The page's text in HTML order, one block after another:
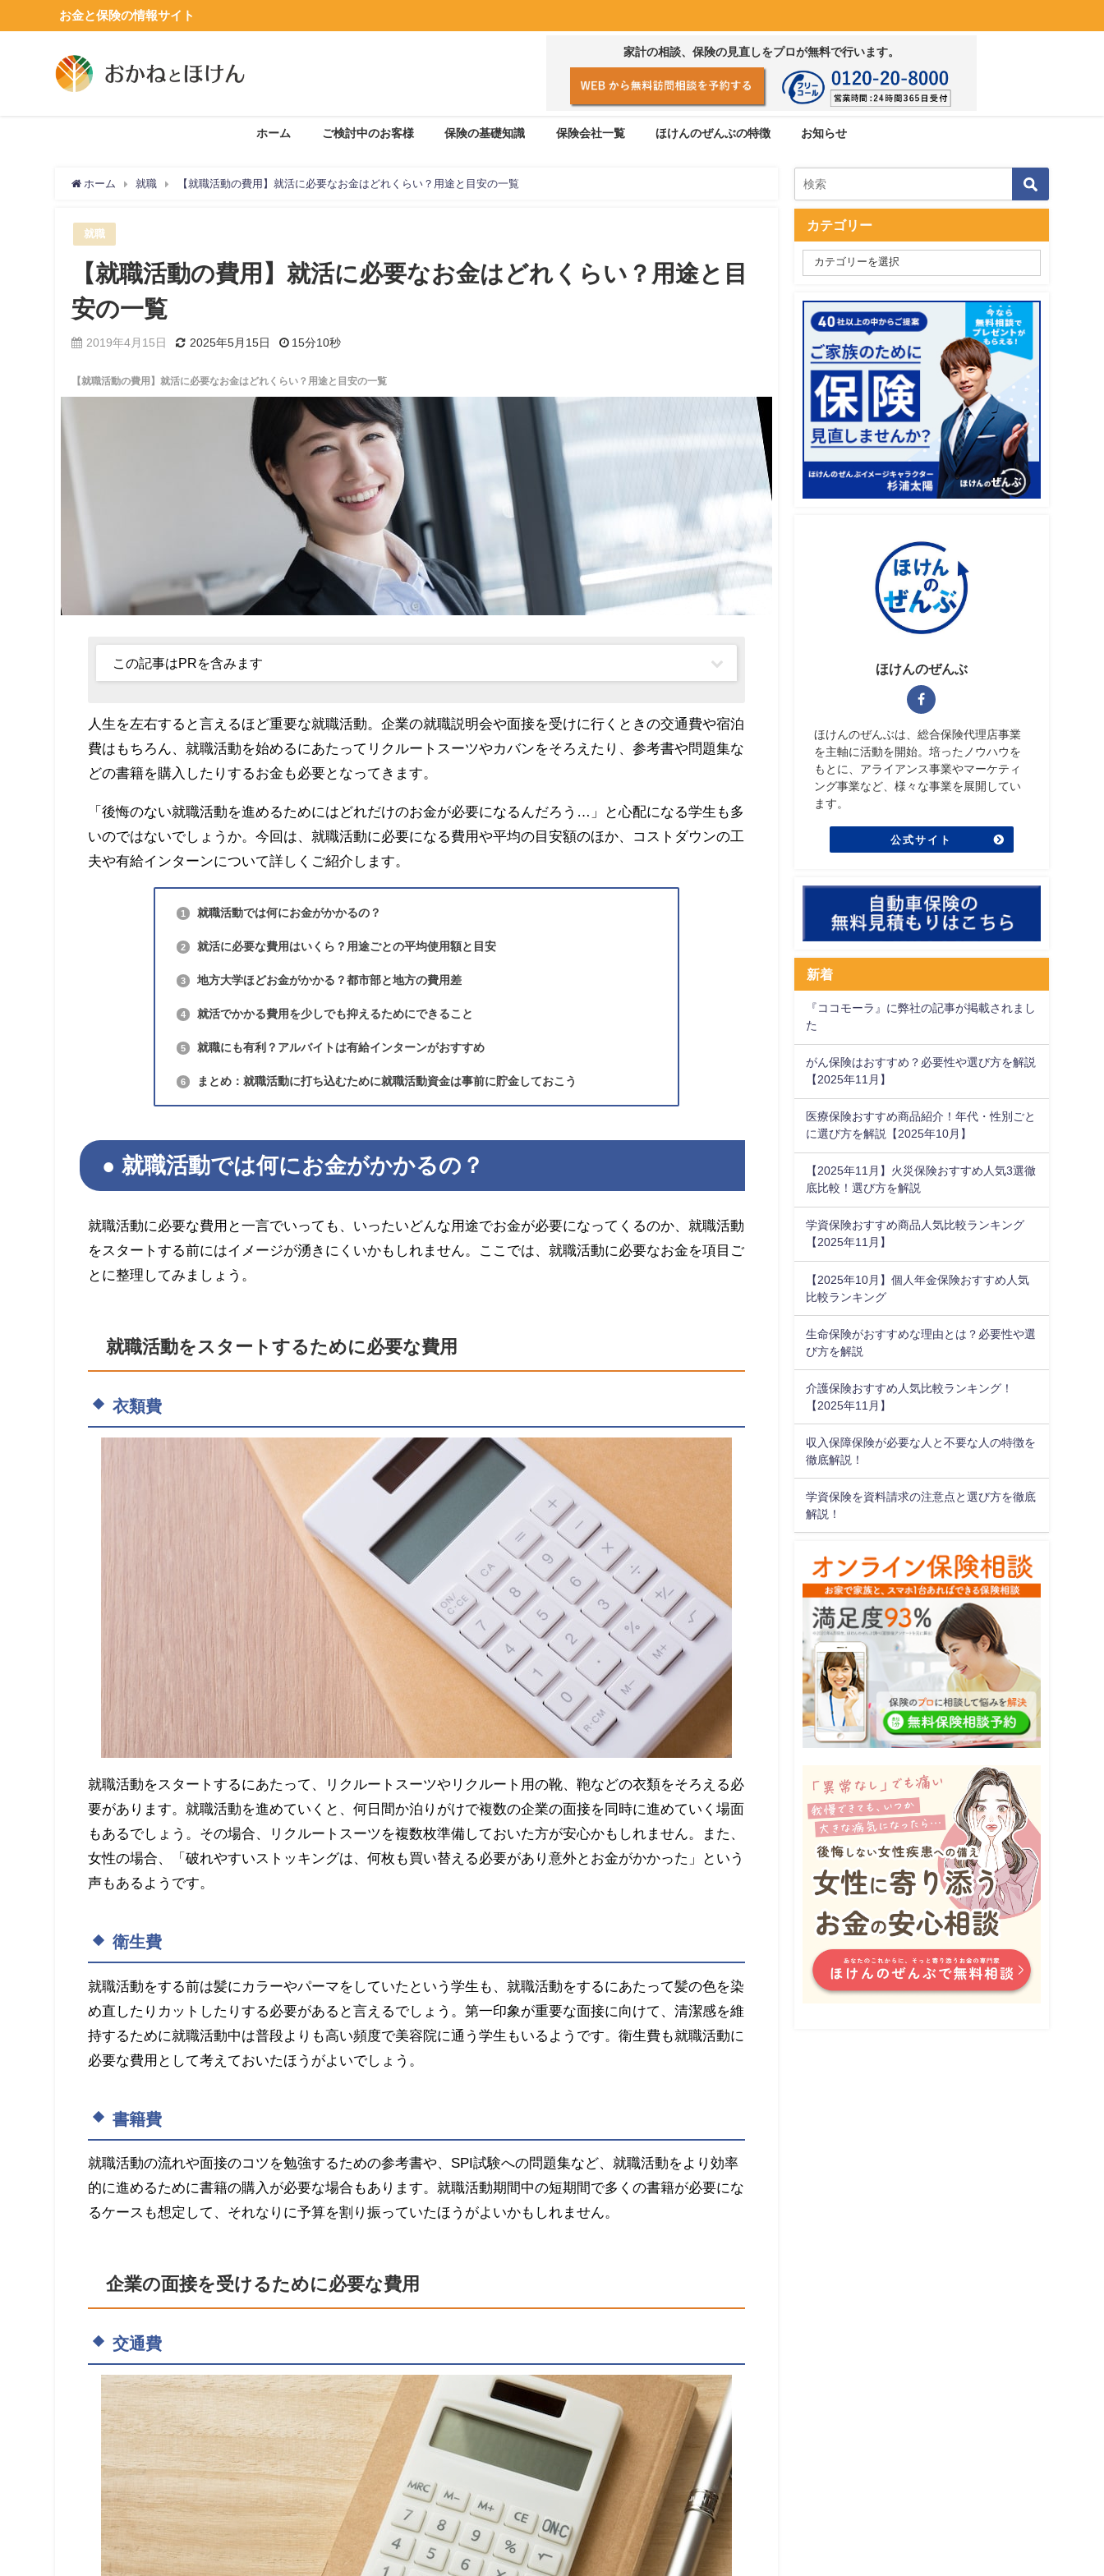
お金と保険の情報サイト
家計の相談、保険の見直しをプロが無料で行います。
ホーム ご検討中のお客様 保険の基礎知識 保険会社一覧 ほけんのぜんぶの特徴 お知らせ
ホーム 就職 【就職活動の費用】就活に必要なお金はどれくらい？用途と目安の一覧
就職
【就職活動の費用】就活に必要なお金はどれくらい？用途と目
安の一覧
2019年4月15日 2025年5月15日 15分10秒
【就職活動の費用】就活に必要なお金はどれくらい？用途と目安の一覧
この記事はPRを含みます
人生を左右すると言えるほど重要な就職活動。企業の就職説明会や面接を受けに行くときの交通費や宿泊
費はもちろん、就職活動を始めるにあたってリクルートスーツやカバンをそろえたり、参考書や問題集な
どの書籍を購入したりするお金も必要となってきます。
「後悔のない就職活動を進めるためにはどれだけのお金が必要になるんだろう…」と心配になる学生も多
いのではないでしょうか。今回は、就職活動に必要になる費用や平均の目安額のほか、コストダウンの工
夫や有給インターンについて詳しくご紹介します。
1 就職活動では何にお金がかかるの？
2 就活に必要な費用はいくら？用途ごとの平均使用額と目安
3 地方大学ほどお金がかかる？都市部と地方の費用差
4 就活でかかる費用を少しでも抑えるためにできること
5 就職にも有利？アルバイトは有給インターンがおすすめ
6 まとめ：就職活動に打ち込むために就職活動資金は事前に貯金しておこう
就職活動では何にお金がかかるの？
就職活動に必要な費用と一言でいっても、いったいどんな用途でお金が必要になってくるのか、就職活動
をスタートする前にはイメージが湧きにくいかもしれません。ここでは、就職活動に必要なお金を項目ご
とに整理してみましょう。
就職活動をスタートするために必要な費用
衣類費
就職活動をスタートするにあたって、リクルートスーツやリクルート用の靴、鞄などの衣類をそろえる必
要があります。就職活動を進めていくと、何日間か泊りがけで複数の企業の面接を同時に進めていく場面
もあるでしょう。その場合、リクルートスーツを複数枚準備しておいた方が安心かもしれません。また、
女性の場合、「破れやすいストッキングは、何枚も買い替える必要があり意外とお金がかかった」という
声もあるようです。
衛生費
就職活動をする前は髪にカラーやパーマをしていたという学生も、就職活動をするにあたって髪の色を染
め直したりカットしたりする必要があると言えるでしょう。第一印象が重要な面接に向けて、清潔感を維
持するために就職活動中は普段よりも高い頻度で美容院に通う学生もいるようです。衛生費も就職活動に
必要な費用として考えておいたほうがよいでしょう。
書籍費
就職活動の流れや面接のコツを勉強するための参考書や、SPI試験への問題集など、就職活動をより効率
的に進めるために書籍の購入が必要な場合もあります。就職活動期間中の短期間で多くの書籍が必要にな
るケースも想定して、それなりに予算を割り振っていたほうがよいかもしれません。
企業の面接を受けるために必要な費用
交通費
カテゴリー
ほけんのぜんぶ
ほけんのぜんぶは、総合保険代理店事業
を主軸に活動を開始。培ったノウハウを
もとに、アライアンス事業やマーケティ
ング事業など、様々な事業を展開してい
ます。
公式サイト
新着
『ココモーラ』に弊社の記事が掲載されまし
た
がん保険はおすすめ？必要性や選び方を解説
【2025年11月】
医療保険おすすめ商品紹介！年代・性別ごと
に選び方を解説【2025年10月】
【2025年11月】火災保険おすすめ人気3選徹
底比較！選び方を解説
学資保険おすすめ商品人気比較ランキング
【2025年11月】
【2025年10月】個人年金保険おすすめ人気
比較ランキング
生命保険がおすすめな理由とは？必要性や選
び方を解説
介護保険おすすめ人気比較ランキング！
【2025年11月】
収入保障保険が必要な人と不要な人の特徴を
徹底解説！
学資保険を資料請求の注意点と選び方を徹底
解説！